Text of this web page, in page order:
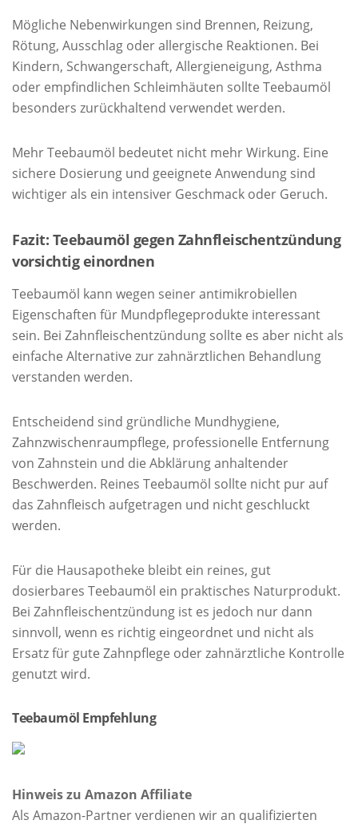
Mögliche Nebenwirkungen sind Brennen, Reizung,
Rötung, Ausschlag oder allergische Reaktionen. Bei
Kindern, Schwangerschaft, Allergieneigung, Asthma
oder empfindlichen Schleimhäuten sollte Teebaumöl
besonders zurückhaltend verwendet werden.
Mehr Teebaumöl bedeutet nicht mehr Wirkung. Eine
sichere Dosierung und geeignete Anwendung sind
wichtiger als ein intensiver Geschmack oder Geruch.
Fazit: Teebaumöl gegen Zahnfleischentzündung
vorsichtig einordnen
Teebaumöl kann wegen seiner antimikrobiellen
Eigenschaften für Mundpflegeprodukte interessant
sein. Bei Zahnfleischentzündung sollte es aber nicht als
einfache Alternative zur zahnärztlichen Behandlung
verstanden werden.
Entscheidend sind gründliche Mundhygiene,
Zahnzwischenraumpflege, professionelle Entfernung
von Zahnstein und die Abklärung anhaltender
Beschwerden. Reines Teebaumöl sollte nicht pur auf
das Zahnfleisch aufgetragen und nicht geschluckt
werden.
Für die Hausapotheke bleibt ein reines, gut
dosierbares Teebaumöl ein praktisches Naturprodukt.
Bei Zahnfleischentzündung ist es jedoch nur dann
sinnvoll, wenn es richtig eingeordnet und nicht als
Ersatz für gute Zahnpflege oder zahnärztliche Kontrolle
genutzt wird.
Teebaumöl Empfehlung
Hinweis zu Amazon Affiliate
Als Amazon-Partner verdienen wir an qualifizierten